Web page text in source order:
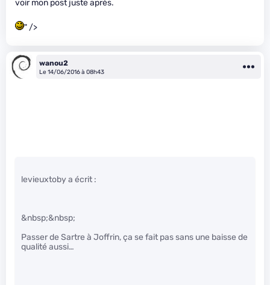
voir mon post juste après.
" />
wanou2
Le 14/06/2016 à 08h43
levieuxtoby a écrit :
&nbsp;&nbsp;
Passer de Sartre à Joffrin, ça se fait pas sans une baisse de
qualité aussi…